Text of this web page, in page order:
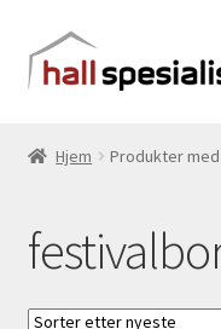
Hopp
til
Hopp
til
Gå til kassen
Til hallspesialisten.no
Hjem Produkter